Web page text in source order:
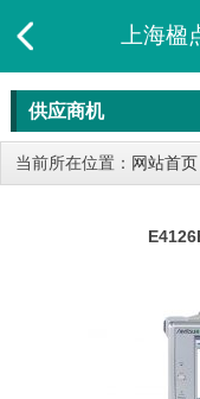
上海
供应商机
当前所在位置： 网站首页